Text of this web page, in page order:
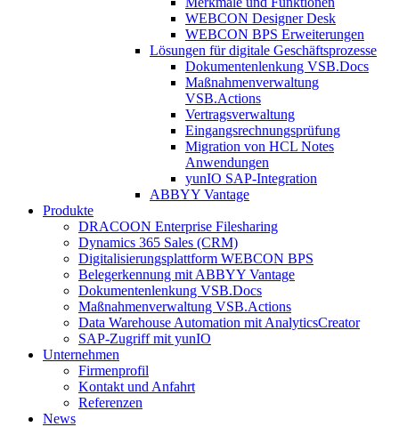
WEBCON Designer Desk
WEBCON BPS Erweiterungen
Lösungen für digitale Geschäftsprozesse
Dokumentenlenkung VSB.Docs
Maßnahmenverwaltung
VSB.Actions
Vertragsverwaltung
Eingangsrechnungs­prüfung
Migration von HCL Notes
Anwendungen
yunIO SAP-Integration
ABBYY Vantage
Produkte
DRACOON Enterprise Filesharing
Dynamics 365 Sales (CRM)
Digitalisierungsplattform WEBCON BPS
Belegerkennung mit ABBYY Vantage
Dokumentenlenkung VSB.Docs
Maßnahmenverwaltung VSB.Actions
Data Warehouse Automation mit AnalyticsCreator
SAP-Zugriff mit yunIO
Unternehmen
Firmenprofil
Kontakt und Anfahrt
Referenzen
News